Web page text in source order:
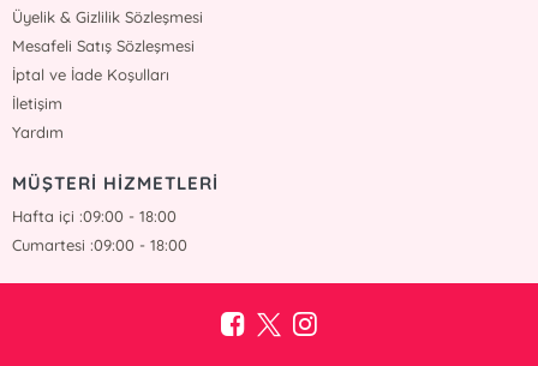
Üyelik & Gizlilik Sözleşmesi
Mesafeli Satış Sözleşmesi
İptal ve İade Koşulları
İletişim
Yardım
MÜŞTERİ HİZMETLERİ
Hafta içi :09:00 - 18:00
Cumartesi :09:00 - 18:00